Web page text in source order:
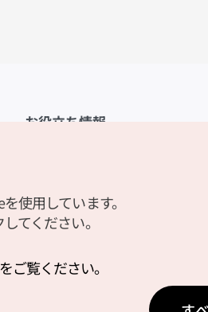
お役立ち情報
観光資料ダウンロード
デジタルブック／電子書籍
Odii
使用しています。
てください。
をご覧ください。